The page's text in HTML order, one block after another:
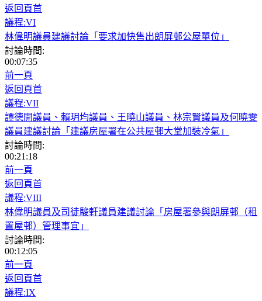
返回頁首
議程:VI
林偉明議員建議討論「要求加快售出朗屏邨公屋單位」
討論時間:
00:07:35
前一頁
返回頁首
議程:VII
譚德開議員、賴玥均議員、王曉山議員、林宗賢議員及何曉雯
議員建議討論「建議房屋署在公共屋邨大堂加裝冷氣」
討論時間:
00:21:18
前一頁
返回頁首
議程:VIII
林偉明議員及司徒駿軒議員建議討論「房屋署參與朗屏邨（租
置屋邨）管理事宜」
討論時間:
00:12:05
前一頁
返回頁首
議程:IX